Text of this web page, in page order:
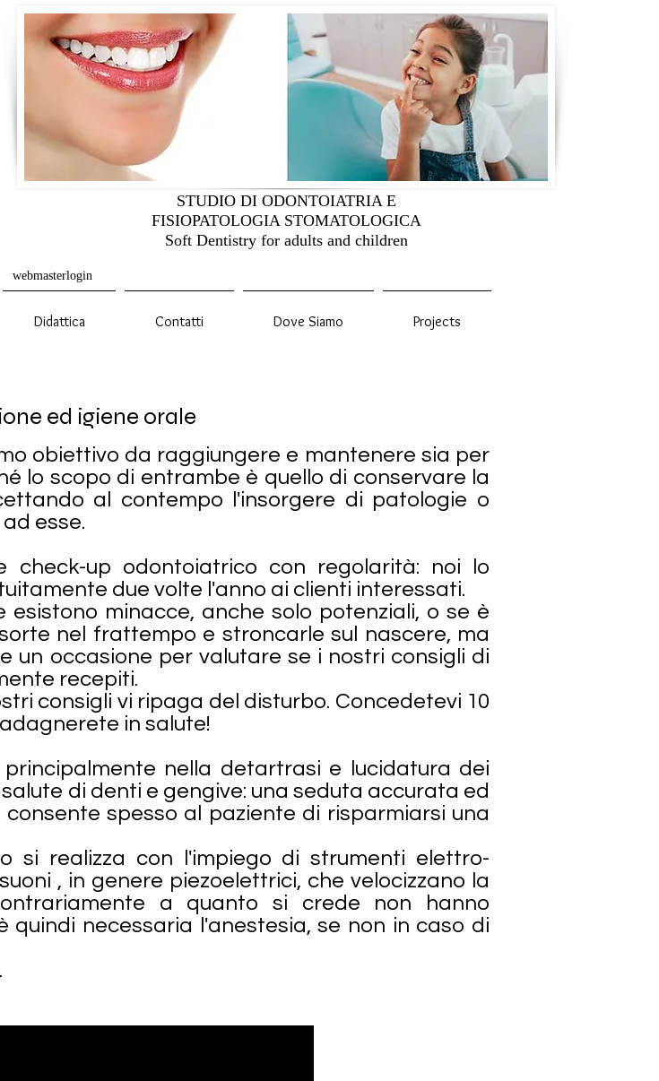
webmasterlogin
STUDIO DI ODONTOIATRIA E
FISIOPATOLOGIA STOMATOLOGICA
Soft Dentistry for adults and children
Didattica Contatti Dove Siamo Projects
ed igiene orale
obiettivo da raggiungere e mantenere sia per
lo scopo di entrambe è quello di conservare la
al contempo l'insorgere di patologie o
esse.
check-up odontoiatrico con regolarità: noi lo
due volte l'anno ai clienti interessati.
minacce, anche solo potenziali, o se è
nel frattempo e stroncarle sul nascere, ma
un occasione per valutare se i nostri consigli di
recepiti.
consigli vi ripaga del disturbo. Concedetevi 10
in salute!
principalmente nella detartrasi e lucidatura dei
di denti e gengive: una seduta accurata ed
spesso al paziente di risparmiarsi una
si realizza con l'impiego di strumenti elettro-
, in genere piezoelettrici, che velocizzano la
a quanto si crede non hanno
quindi necessaria l'anestesia, se non in caso di